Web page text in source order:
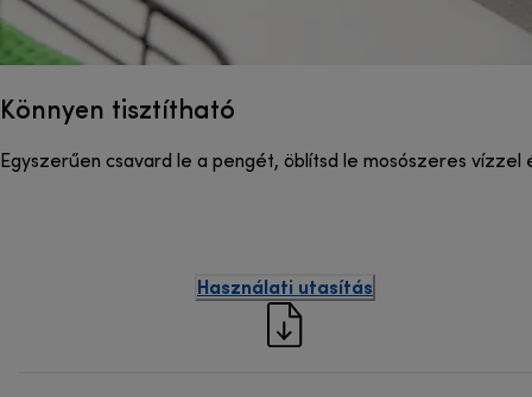
Könnyen tisztítható
Egyszerűen csavard le a pengét, öblítsd le mosószeres
Használati utasítás